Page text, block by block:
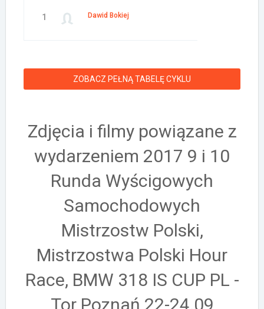
1 Dawid Bokiej
ZOBACZ PEŁNĄ TABELĘ CYKLU
Zdjęcia i filmy powiązane z
wydarzeniem 2017 9 i 10
Runda Wyścigowych
Samochodowych
Mistrzostw Polski,
Mistrzostwa Polski Hour
Race, BMW 318 IS CUP PL -
Tor Poznań 22-24.09